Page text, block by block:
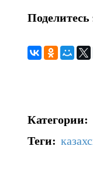
Категории:
Теги: